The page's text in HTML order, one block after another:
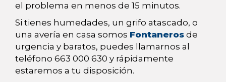
el problema en menos de 15 minutos.
Si tienes humedades, un grifo atascado, o
una avería en casa somos Fontaneros de
urgencia y baratos, puedes llamarnos al
teléfono 663 000 630 y rápidamente
estaremos a tu disposición.